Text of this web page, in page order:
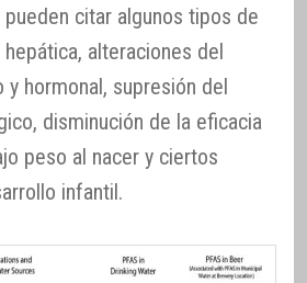
citar algunos tipos de
alteraciones del
hormonal, supresión del
disminución de la eficacia
peso al nacer y ciertos
infantil.